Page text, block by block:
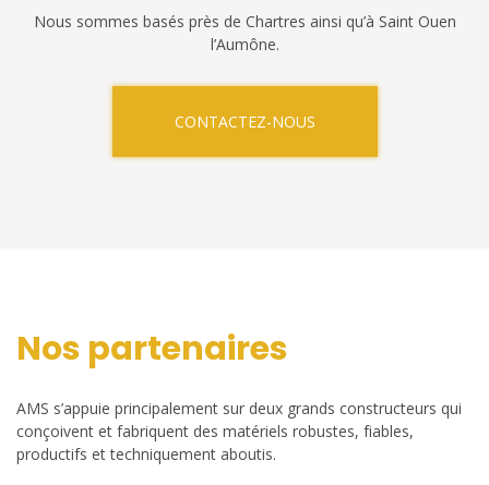
Nous sommes basés près de Chartres ainsi qu’à Saint Ouen
l’Aumône.
CONTACTEZ-NOUS
Nos partenaires
AMS s’appuie principalement sur deux grands constructeurs qui
conçoivent et fabriquent des matériels robustes, fiables,
productifs et techniquement aboutis.